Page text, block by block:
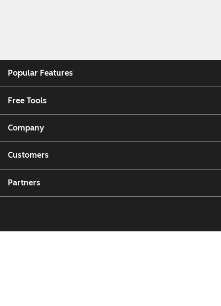
Popular Features
Free Tools
Company
Customers
Partners